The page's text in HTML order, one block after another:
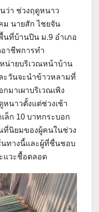
ว่า ช่วงฤดูหนาว
ม นายสัก ไชยจัน
นที่บ้านปิน ม.9 อำเภอ
อาชีพการทำ
น่ายบริเวณหน้าบ้าน
ะวันจะนำข้าวหลามที่
มาเผาบริเวณเพิง
นาวตั้งแต่ช่วงเช้า
ล็ก 10 บาทกระบอก
ที่นิยมของผู้คนในช่วง
ทางนี้และผู้ที่ชื่นชอบ
แวะชื้อตลอด